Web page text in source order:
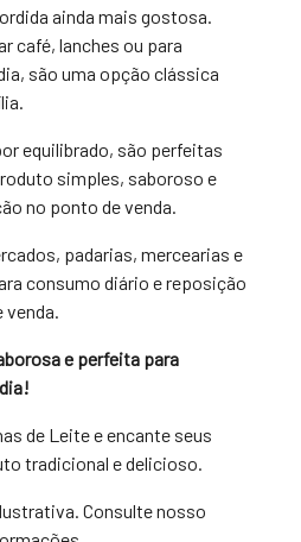
ainda mais gostosa.
café, lanches ou para
são uma opção clássica
equilibrado, são perfeitas
simples, saboroso e
no ponto de venda.
padarias, mercearias e
consumo diário e reposição
e perfeita para
de Leite e encante seus
tradicional e delicioso.
Consulte nosso